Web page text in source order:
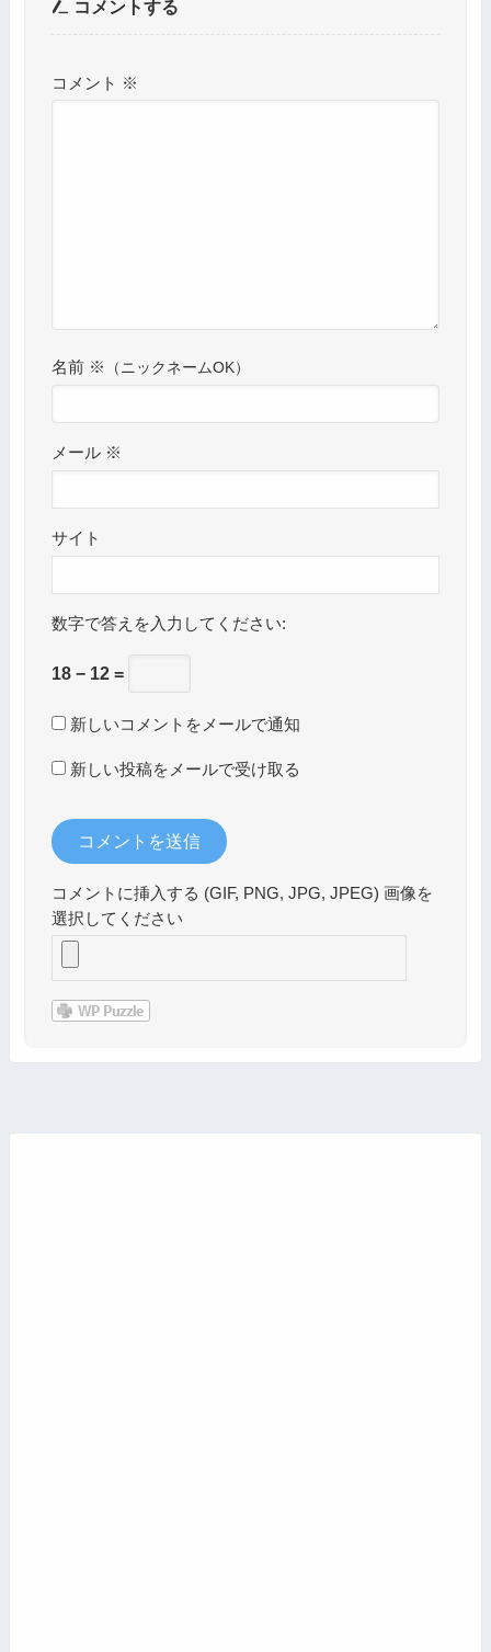
コメントする
コメント ※
名前 ※
メール ※
サイト
数字で答えを入力してください:
18 − 12 =
新しいコメントをメールで通知
新しい投稿をメールで受け取る
コメントに挿入する (GIF, PNG, JPG, JPEG) 画像を
選択してください